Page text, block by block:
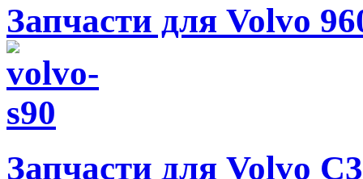
Запчасти для Volvo
Запчасти для Volvo